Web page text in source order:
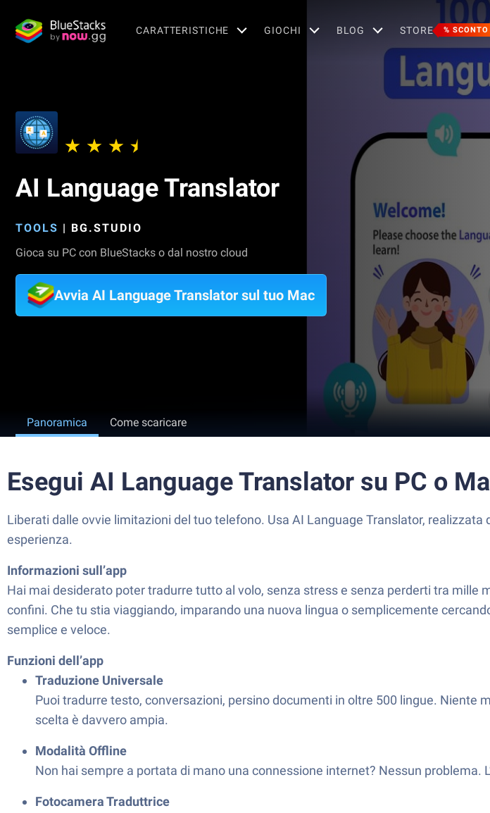
CARATTERISTICHE GIOCHI BLOG STORE % SCONTO
AI Language Translator
TOOLS | BG.STUDIO
Gioca su PC con BlueStacks o dal nostro cloud
Avvia AI Language Translator sul tuo Mac
Panoramica Come scaricare
Esegui AI Language Translator su PC o
Liberati dalle ovvie limitazioni del tuo telefono. Usa AI Language Translator, realizzata
esperienza.
Informazioni sull’app
Hai mai desiderato poter tradurre tutto al volo, senza stress e senza perderti tra mille
confini. Che tu stia viaggiando, imparando una nuova lingua o semplicemente
semplice e veloce.
Funzioni dell’app
Traduzione Universale
Puoi tradurre testo, conversazioni, persino documenti in oltre 500 lingue. Niente
scelta è davvero ampia.
Modalità Offline
Non hai sempre a portata di mano una connessione internet? Nessun problema.
Fotocamera Traduttrice